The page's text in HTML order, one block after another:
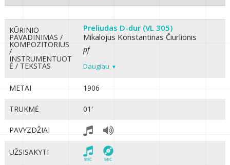
KŪRINIO
PAVADINIMAS /
KOMPOZITORIUS
/
INSTRUMENTUOT
Ė / TEKSTAS
Preliudas D-dur (VL 305)
Mikalojus Konstantinas Čiurlionis
pf
Daugiau
METAI 1906
TRUKMĖ 01′
PAVYZDŽIAI
UŽSISAKYTI